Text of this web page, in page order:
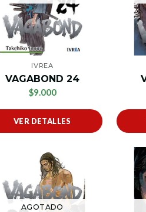
IVREA
VAGABOND 24
$9.000
VER DETALLES
AGOTADO